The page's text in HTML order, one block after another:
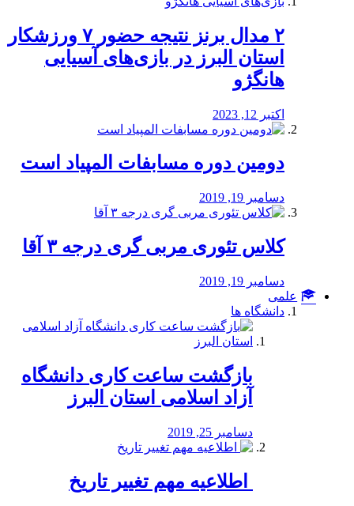
۲ مدال برنز نتیجه حضور ۷ ورزشکار
استان البرز در بازی‌های آسیایی
هانگژو
اکتبر 12, 2023
دومین دوره مسابفات المپیاد است
دسامبر 19, 2019
کلاس تئوری مربی گری درجه ۳ آقا
دسامبر 19, 2019
علمی
دانشگاه ها
بازگشت ساعت کاری دانشگاه
آزاد اسلامی استان البرز
دسامبر 25, 2019
️ اطلاعیه مهم تغییر تاریخ